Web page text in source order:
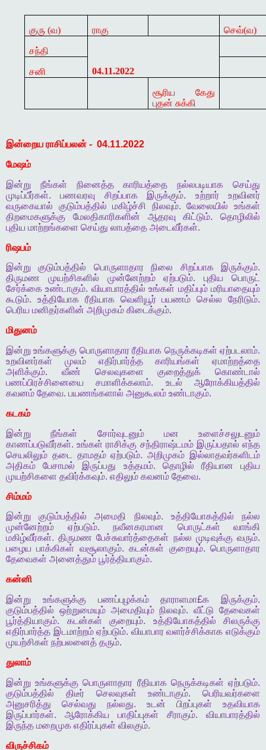
குரு (வ) ராகு செவ்(வ)
சந்தி
04.11.2022
சனி
சூரிய கேது
புதன் சுக்கி
இன்றைய ராசிப்பலன் - 04.11.2022
மேஷம்
இன்று
நீங்கள் நினைத்த காரியத்தை நல்லபடியாக
செய்து
முடிப்பீர்கள்.பணவரவு சிறப்பாக இருக்கும். உற்றார்
உறவினர்
வருகையால்
குடும்பத்தில் மகிழ்ச்சி நிலவும்.வேலையில்
உங்கள்
திறமைகளுக்கு
மேலதிகாரிகளின் ஆதரவு கிட்டும். தொழிலில்
புதிய மாற்றங்களை செய்து லாபத்தை அடைவீர்கள்.
ரிஷபம்
இன்று
குடும்பத்தில் பொருளாதார நிலை சிறப்பாக இருக்கும்.
திருமண
முயற்சிகளில் முன்னேற்றம் ஏற்படும்.புதிய
பொருட்
சேர்க்கை உண்டாகும். வியாபாரத்தில் உங்கள் மதிப்பும் மரியாதையும்
கூடும். உத்தியோக ரீதியாக வெளியூர் பயணம் செல்ல நேரிடும்.
பெரிய மனிதர்களின் அறிமுகம் கிடைக்கும்.
மிதுனம்
இன்று உங்களுக்கு பொருளாதார ரீதியாக நெருக்கடிகள் ஏற்படலாம்.
உறவினர்கள்
முலம் எதிர்பார்த்த காரியங்கள்
ஏமாற்றத்தை
அளிக்கும். வீண் செலவுகளை குறைத்துக்
கொண்டால்
பணப்பிரச்சினையை
சமாளிக்கலாம். உடல்
ஆரோக்கியத்தில்
கவனம் தேவை. பயணங்களால் அனுகூலம் உண்டாகும்.
கடகம்
இன்று
நீங்கள் சோர்வுடனும் மன
உளைச்சலுடனும்
காணப்படுவீர்கள்.உங்கள் ராசிக்கு சந்திராஷ்டமம் இருப்பதால் எந்த
செயலிலும் தடை தாமதம் ஏற்படும்.அறிமுகம் இல்லாதவர்களிடம்
அதிகம்
பேசாமல் இருப்பது உத்தமம். தொழில் ரீதியான
புதிய
முயற்சிகளை தவிர்க்கவும். எதிலும் கவனம் தேவை.
சிம்மம்
இன்று
குடும்பத்தில் அமைதி நிலவும். உத்தியோகத்தில்
நல்ல
முன்னேற்றம்
ஏற்படும். நவீனகரமான பொருட்கள்
வாங்கி
மகிழ்வீர்கள்.திருமண பேச்சுவார்த்தைகள் நல்ல முடிவுக்கு வரும்.
பழைய பாக்கிகள் வசூலாகும்.கடன்கள் குறையும்.பொருளாதார
தேவைகள் அனைத்தும் பூர்த்தியாகும்.
கன்னி
இன்று
உங்களுக்கு பணப்புழக்கம் தாராளமா£க இருக்கும்.
குடும்பத்தில் ஒற்றுமையும் அமைதியும் நிலவும்.வீட்டு தேவைகள்
பூர்த்தியாகும். கடன்கள் குறையும். உத்தியோகத்தில்
சிலருக்கு
எதிர்பார்த்த இடமாற்றம் ஏற்படும். வியாபார வளர்ச்சிக்காக எடுக்கும்
முயற்சிகள் நற்பலனைத் தரும்.
துலாம்
இன்று உங்களுக்கு பொருளாதார ரீதியாக நெருக்கடிகள் ஏற்படும்.
குடும்பத்தில்
திடீர் செலவுகள் உண்டாகும். பெரியவர்களை
அனுசரித்து
செல்வது நல்லது. உடன் பிறப்புகள்
உதவியாக
இருப்பார்கள். ஆரோக்கிய பாதிப்புகள் சீராகும். வியாபாரத்தில்
இருந்த மறைமுக எதிர்ப்புகள் விலகும்.
விருச்சிகம்